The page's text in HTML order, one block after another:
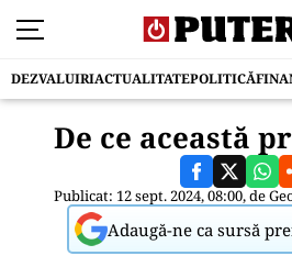
DEZVALUIRIACTUALITATEPOLITICĂ
De ce această
Publicat: 12 sept. 2024, 08:00, de
Adaugă-ne ca sursă